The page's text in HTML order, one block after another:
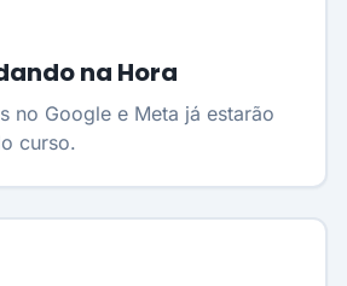
na Hora
no Google e Meta já estarão
curso.